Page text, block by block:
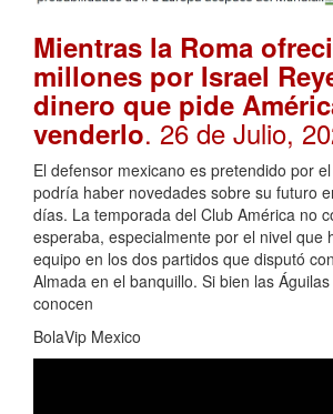
Mientras la Roma
millones por Israel
dinero que pide
venderlo. 26 de Julio,
El defensor mexicano es pretendido por
podría haber novedades sobre su futuro
días. La temporada del Club América no
esperaba, especialmente por el nivel que
equipo en los dos partidos que disputó
Almada en el banquillo. Si bien las
conocen
BolaVip Mexico